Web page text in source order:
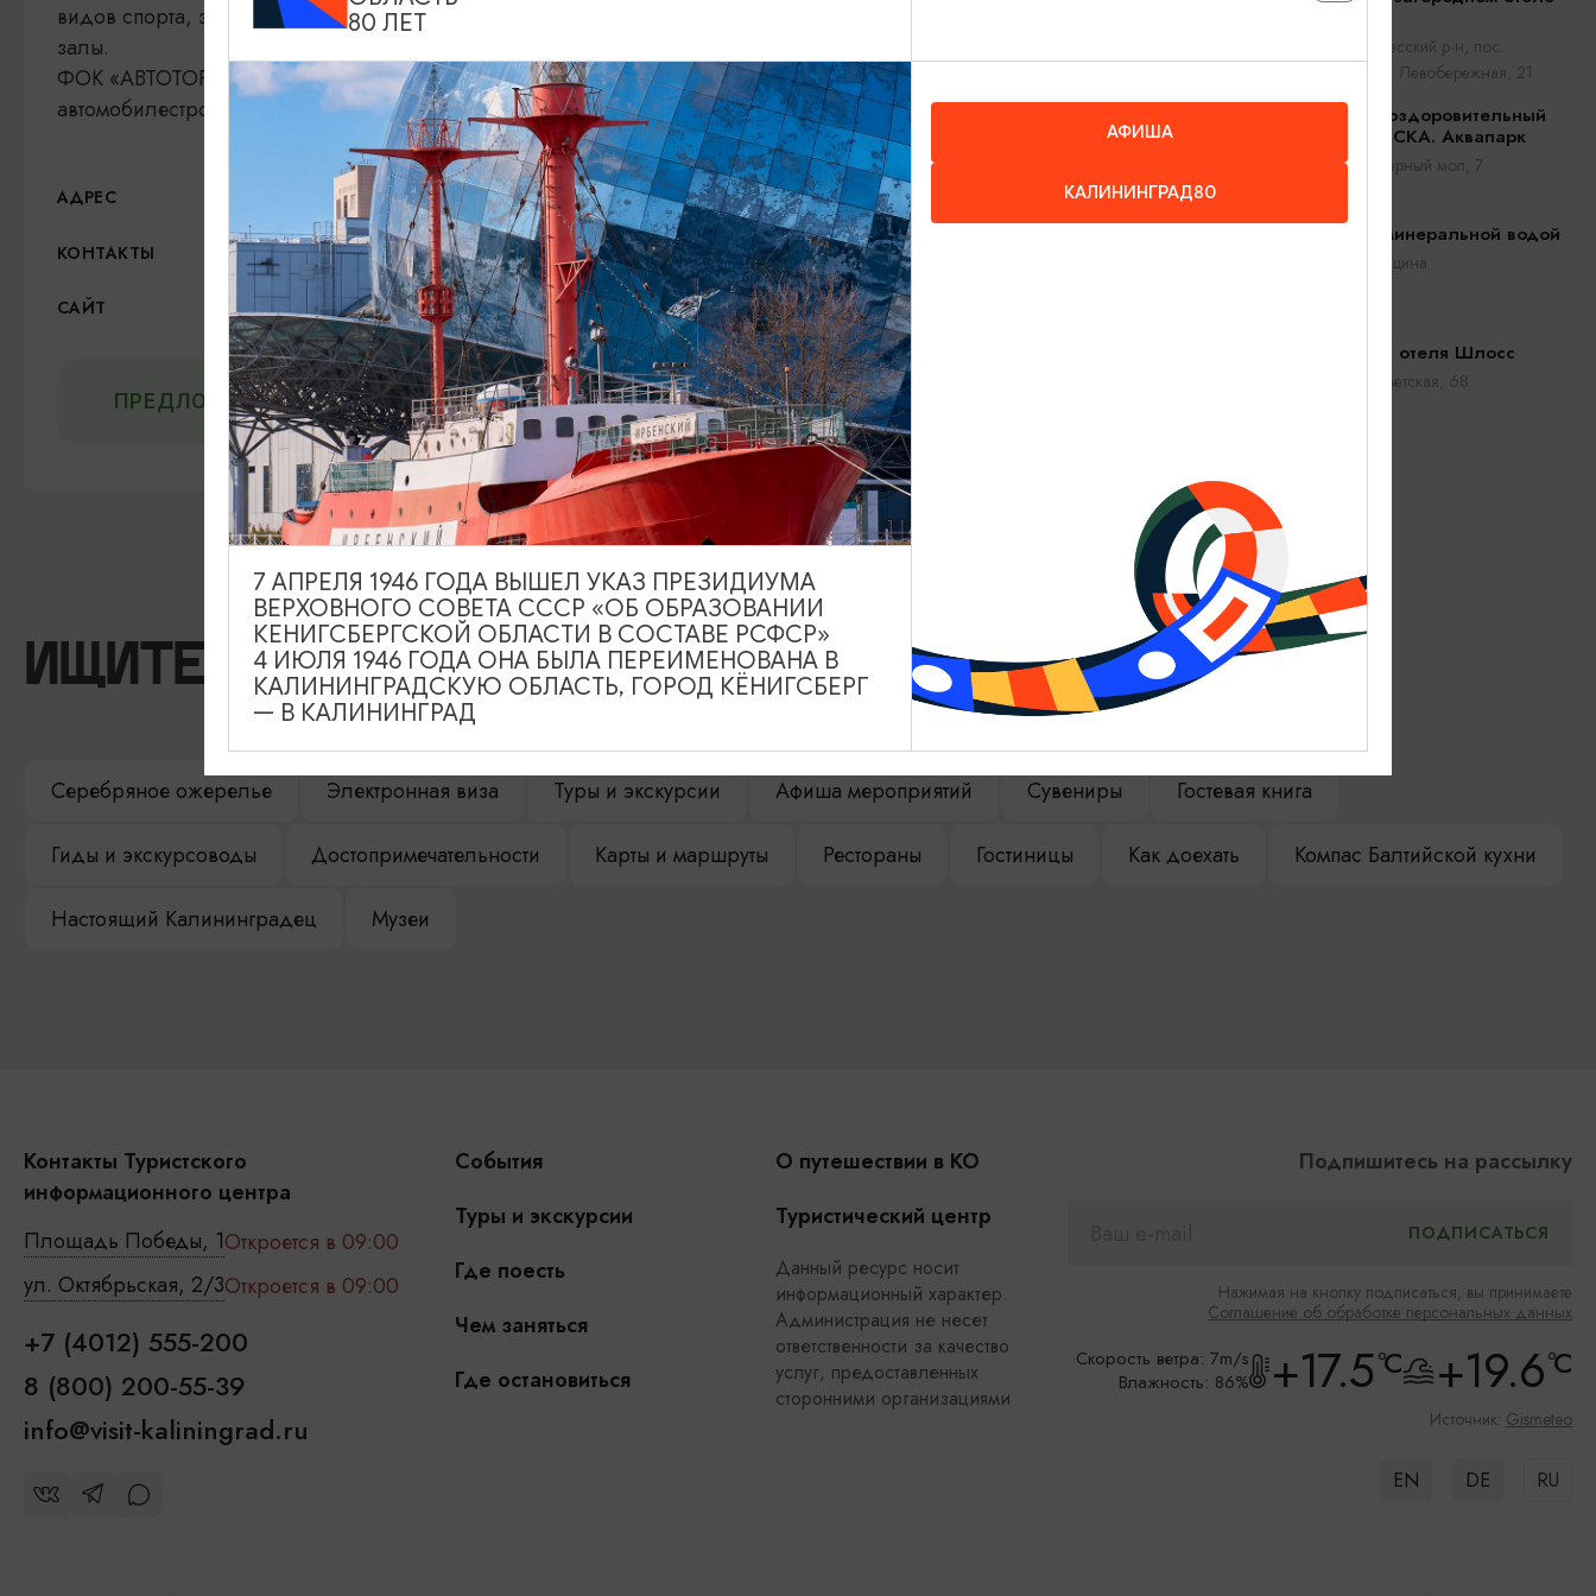
видов спорта, зал для бокса, зал для борьбы, тренажёрный зал, зал хореографии, зал для йоги и другие
залы.
ФОК «АВТОТОР-Арена» был построен на средства крупнейшего предприятия Калининградской области –
автомобилестроительной компании АВТОТОР.
АДРЕС Тихоокеанская улица, 5, , Показать на карте
КОНТАКТЫ +7 (4012) 30-10-07
САЙТ ВКонтакте
ПРЕДЛОЖИТЬ ИНФОРМАЦИЮ
Полесск, Полесский р-н, пос.
Матросово, ул. Левобережная, 21
Спортивно-оздоровительный
комплекс ЦСКА. Аквапарк
Балтийск, Северный мол, 7
Бассейн с минеральной водой
Славск, ул. Мацина
СПА-комплекс отеля Шлосс
Янтарный, ул. Советская, 68
ИЩИТЕ ТАКЖЕ НА НАШЕМ САЙТЕ
Серебряное ожерелье Электронная виза Туры и экскурсии Афиша мероприятий Сувениры Гостевая книга
Гиды и экскурсоводы Достопримечательности Карты и маршруты Рестораны Гостиницы Как доехать Компас Балтийской кухни
Настоящий Калининградец Музеи
Контакты Туристского
информационного центра
Площадь Победы, 1Откроется в 09:00
ул. Октябрьская, 2/3Откроется в 09:00
+7 (4012) 555-200
8 (800) 200-55-39
info@visit-kaliningrad.ru
События
Туры и экскурсии
Где поесть
Чем заняться
Где остановиться
О путешествии в КО
Туристический центр
Данный ресурс носит
информационный характер.
Администрация не несет
ответственности за качество
услуг, предоставленных
сторонними организациями
Подпишитесь на рассылку
Нажимая на кнопку подписаться, вы принимаете
Соглашение об обработке персональных данных
Скорость ветра: 7m/s
Влажность: 86%
+17.5°C +19.6°C
Источник: Gismeteo
EN DE RU
80 ЛЕТ
АФИША
КАЛИНИНГРАД80
7 АПРЕЛЯ 1946 ГОДА ВЫШЕЛ УКАЗ ПРЕЗИДИУМА
ВЕРХОВНОГО СОВЕТА СССР «ОБ ОБРАЗОВАНИИ
КЕНИГСБЕРГСКОЙ ОБЛАСТИ В СОСТАВЕ РСФСР»
4 ИЮЛЯ 1946 ГОДА ОНА БЫЛА ПЕРЕИМЕНОВАНА В
КАЛИНИНГРАДСКУЮ ОБЛАСТЬ, ГОРОД КЁНИГСБЕРГ
— В КАЛИНИНГРАД